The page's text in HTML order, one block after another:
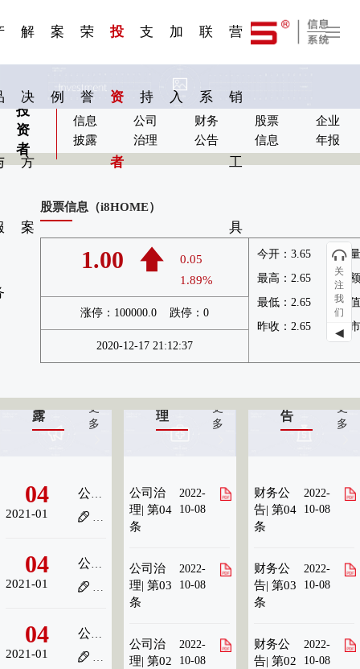
解
决
方
案
案
例
荣
誉
投
资
者
支
持
加
入
联
系
营
销
工
具
投
资
者
信息
披露
公司
治理
财务
公告
股票
信息
企业
年报
股票信息（i8HOME）
1.00
0.05
1.89%
涨停：100000.0 跌停：0
2020-12-17 21:12:37
今开：3.65 成交
最高：2.65 成交
最低：2.65 总市
昨收：2.65 流通
披
露
更
多
04
2021-01
公司信息披露| 第04条
发布者：
阅读量：37
04
2021-01
公司信息披露| 第03条
发布者：
阅读量：35
04
2021-01
公司信息披露| 第02条
发布者：
阅读量：38
治
理
更
多
公司治
理| 第04
条
2022-
10-08
公司治
理| 第03
条
2022-
10-08
公司治
理| 第02
2022-
10-08
公
告
更
多
财务公
告| 第04
条
2022-
10-08
财务公
告| 第03
条
2022-
10-08
财务公
告| 第02
2022-
10-08
关
注
我
们
◀